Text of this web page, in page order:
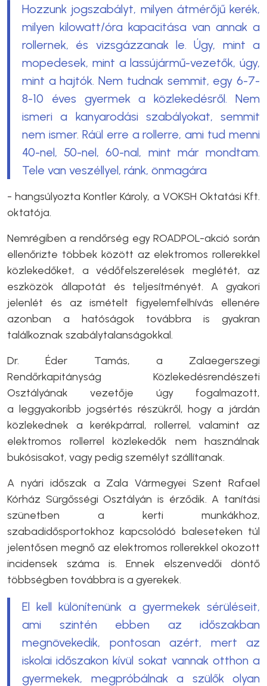
Hozzunk jogszabályt, milyen átmérőjű kerék,
milyen kilowatt/óra kapacitása van annak a
rollernek, és vizsgázzanak le. Úgy, mint a
mopedesek, mint a lassújármű-vezetők, úgy,
mint a hajtók. Nem tudnak semmit, egy 6-7-
8-10 éves gyermek a közlekedésről. Nem
ismeri a kanyarodási szabályokat, semmit
nem ismer. Ráül erre a rollerre, ami tud menni
40-nel, 50-nel, 60-nal, mint már mondtam.
Tele van veszéllyel, ránk, önmagára
- hangsúlyozta Kontler Károly, a VOKSH Oktatási Kft.
oktatója.
Nemrégiben a rendőrség egy ROADPOL-akció során
ellenőrizte többek között az elektromos rollerekkel
közlekedőket, a védőfelszerelések meglétét, az
eszközök állapotát és teljesítményét. A gyakori
jelenlét és az ismételt figyelemfelhívás ellenére
azonban a hatóságok továbbra is gyakran
találkoznak szabálytalanságokkal.
Dr. Éder Tamás, a Zalaegerszegi
Rendőrkapitányság Közlekedésrendészeti
Osztályának vezetője úgy fogalmazott,
a leggyakoribb jogsértés részükről, hogy a járdán
közlekednek a kerékpárral, rollerrel, valamint az
elektromos rollerrel közlekedők nem használnak
bukósisakot, vagy pedig személyt szállítanak.
A nyári időszak a Zala Vármegyei Szent Rafael
Kórház Sürgősségi Osztályán is érződik. A tanítási
szünetben a kerti munkákhoz,
szabadidősportokhoz kapcsolódó baleseteken túl
jelentősen megnő az elektromos rollerekkel okozott
incidensek száma is. Ennek elszenvedői döntő
többségben továbbra is a gyerekek.
El kell különítenünk a gyermekek sérüléseit,
ami szintén ebben az időszakban
megnövekedik, pontosan azért, mert az
iskolai időszakon kívül sokat vannak otthon a
gyermekek, megpróbálnak a szülők olyan